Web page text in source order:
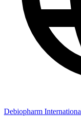
Debiopharm